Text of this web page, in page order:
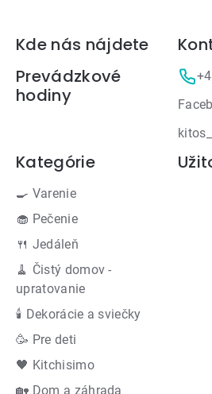
Zápätie
Kde nás nájdete
Prevádzkové
hodiny
Kategórie
🍳 Varenie
🧁 Pečenie
🍴 Jedáleň
🧹 Čistý domov -
upratovanie
🕯 Dekorácie a sviečky
🥳 Pre deti
🖤 Kitchisimo
🏡 Dom a záhrada